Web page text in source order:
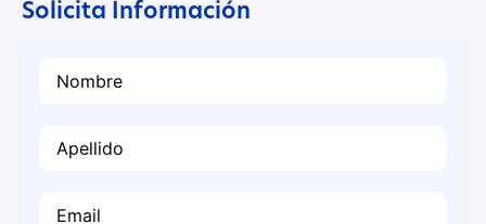
Solicita Información